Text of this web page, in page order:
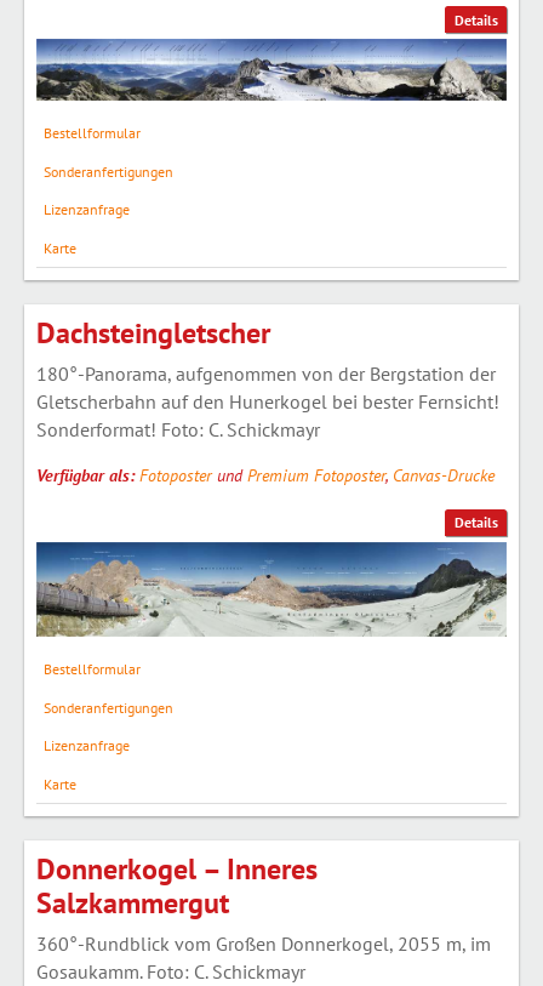
Details
Bestellformular
Sonderanfertigungen
Lizenzanfrage
Karte
Details
Dachsteingletscher
180°-Panorama, aufgenommen von der Bergstation der
Gletscherbahn auf den Hunerkogel bei bester Fernsicht!
Sonderformat! Foto: C. Schickmayr
Verfügbar als:FotoposterundPremium Fotoposter, Canvas-Drucke
Bestellformular
Sonderanfertigungen
Lizenzanfrage
Karte
Donnerkogel – Inneres
Salzkammergut
360°-Rundblick vom Großen Donnerkogel, 2055 m, im
Gosaukamm. Foto: C. Schickmayr